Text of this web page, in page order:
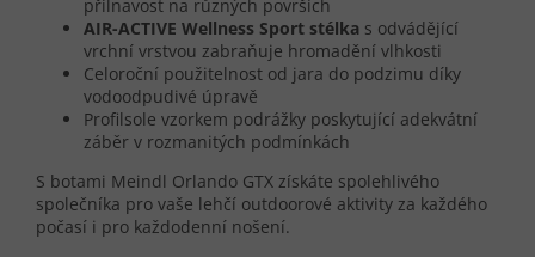
přilnavost na různých površích
AIR-ACTIVE Wellness Sport stélka s odvádějící
vrchní vrstvou zabraňuje hromadění vlhkosti
Celoroční použitelnost od jara do podzimu díky
vodoodpudivé úpravě
Profilsole vzorkem podrážky poskytující adekvátní
záběr v rozmanitých podmínkách
S botami Meindl Orlando GTX získáte spolehlivého
společníka pro vaše lehčí outdoorové aktivity za každého
počasí i pro každodenní nošení.